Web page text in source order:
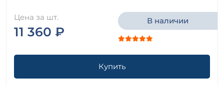
Цена за шт.
11 360 ₽
В наличии
Купить